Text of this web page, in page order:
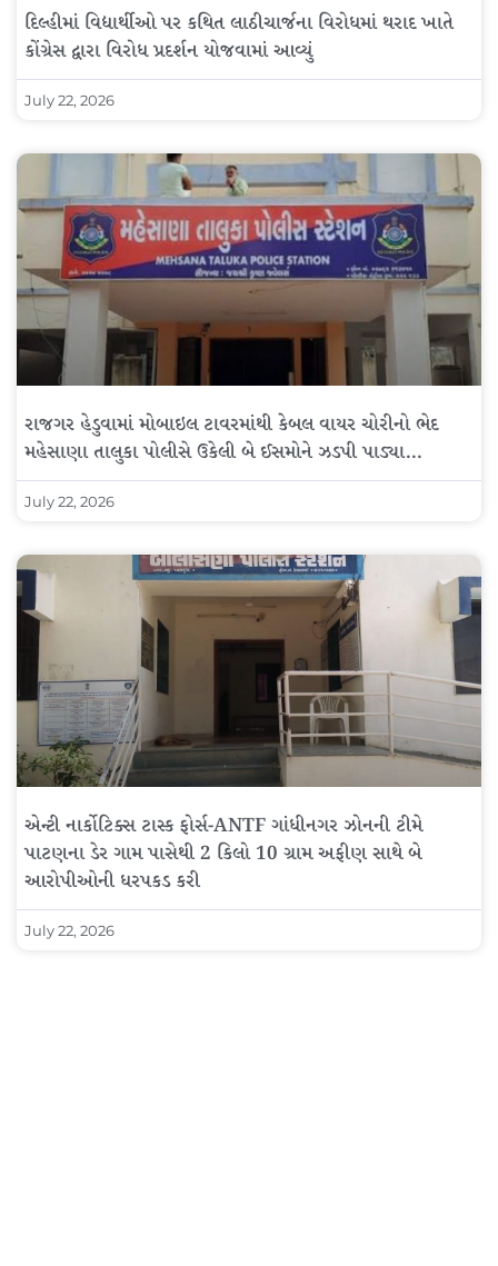
દિલ્હીમાં વિદ્યાર્થીઓ પર કથિત લાઠીચાર્જના વિરોધમાં થરાદ ખાતે
કોંગ્રેસ દ્વારા વિરોધ પ્રદર્શન યોજવામાં આવ્યું
July 22, 2026
રાજગર હેડુવામાં મોબાઇલ ટાવરમાંથી કેબલ વાયર ચોરીનો ભેદ
મહેસાણા તાલુકા પોલીસે ઉકેલી બે ઈસમોને ઝડપી પાડ્યા…
July 22, 2026
એન્ટી નાર્કોટિક્સ ટાસ્ક ફોર્સ-ANTF ગાંધીનગર ઝોનની ટીમે
પાટણના ડેર ગામ પાસેથી 2 કિલો 10 ગ્રામ અફીણ સાથે બે
આરોપીઓની ધરપકડ કરી
July 22, 2026